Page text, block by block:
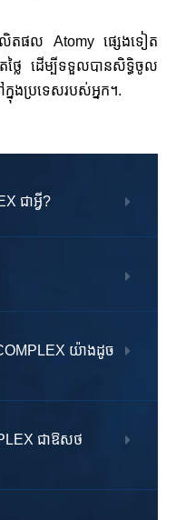
តផល Atomy ផ្សេងទៀត
លៃ ដើម្បីទទួលបានសិទ្ធិចូល
ងប្រទេសរបស់អ្នក។.
ជាអ្វី?
យ៉ាងដូច
ជាឱសថ